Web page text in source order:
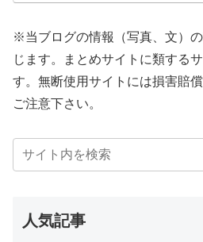
※当ブログの情報（写真、文）
じます。まとめサイトに類する
す。無断使用サイトには損害賠
ご注意下さい。
人気記事